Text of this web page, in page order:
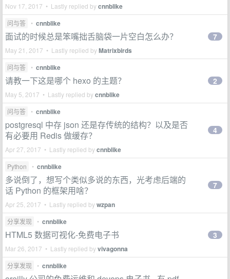
Nov 17, 2017 • Lastly replied bycnnblike
问与答 • cnnblike
面试的时候总是笨嘴拙舌脑袋一片空白怎么办？
May 21, 2017 • Lastly replied byMatrixbirds
7
问与答 • cnnblike
请教一下这是哪个 hexo 的主题？
May 5, 2017 • Lastly replied bycnnblike
2
问与答 • cnnblike
postgresql 中存 json 还是存传统的结构？以及是否
有必要用 Redis 做缓存？
Apr 27, 2017 • Lastly replied bycnnblike
4
Python • cnnblike
多说倒了，想写个类似多说的东西，光考虑后端的
话 Python 的框架用啥？
Apr 25, 2017 • Lastly replied bywzpan
7
分享发现 • cnnblike
HTML5 数据可视化-免费电子书
Mar 26, 2017 • Lastly replied byvivagonna
3
分享发现 • cnnblike